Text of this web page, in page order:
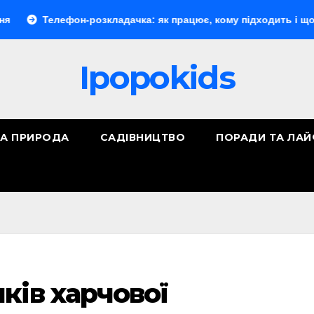
розкладачка: як працює, кому підходить і що обрати
Ipopokids
ПРИРОДА САДІВНИЦТВО ПОРАДИ ТА
харчової